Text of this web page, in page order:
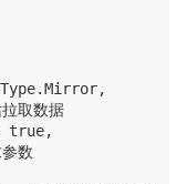
取数据
true,
数